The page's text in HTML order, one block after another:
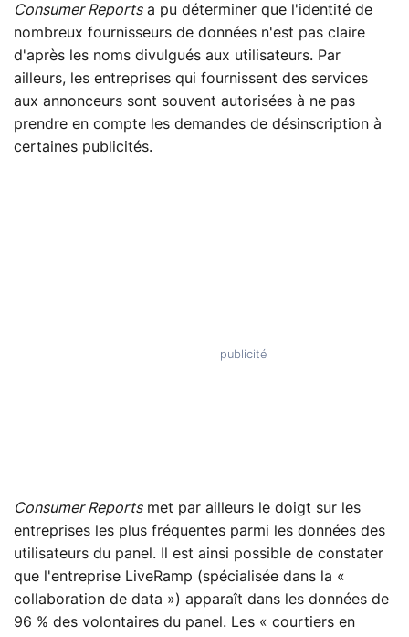
Consumer Reportsa pu déterminer que l'identité de
nombreux fournisseurs de données n'est pas claire
d'après les noms divulgués aux utilisateurs. Par
ailleurs, les entreprises qui fournissent des services
aux annonceurs sont souvent autorisées à ne pas
prendre en compte les demandes de désinscription à
certaines publicités.
Consumer Reportsmet par ailleurs le doigt sur les
entreprises les plus fréquentes parmi les données des
utilisateurs du panel. Il est ainsi possible de constater
que l'entreprise LiveRamp (spécialisée dans la «
collaboration de data ») apparaît dans les données de
96 % des volontaires du panel. Les « courtiers en